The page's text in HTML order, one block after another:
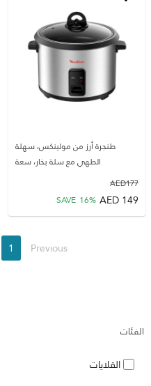
الفئات
القلايات
طنجرة أرز من مولينكس، سهلة
الطهي مع سلة بخار، سعة
177
AED
149
AED
SAVE 16%
Previous
1